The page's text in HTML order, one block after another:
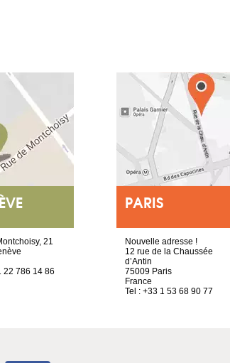
21
22 786 14 86
PARIS
Nouvelle adresse !
12 rue de la Chaussée
d’Antin
75009 Paris
France
Tel : +33 1 53 68 90 77